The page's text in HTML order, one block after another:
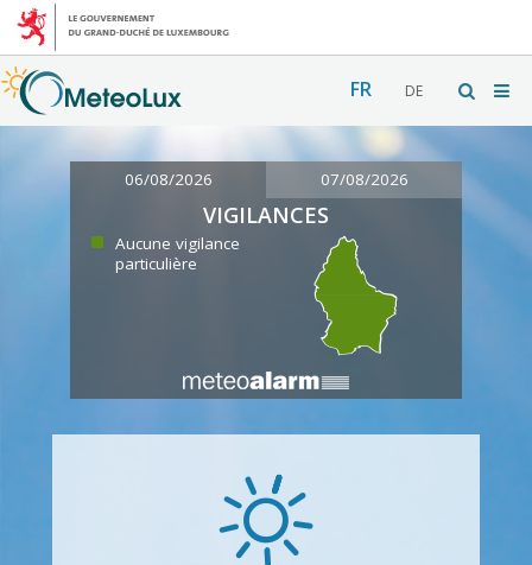
FR DE
06/08/2026 07/08/2026
VIGILANCES
Aucune vigilance
particulière